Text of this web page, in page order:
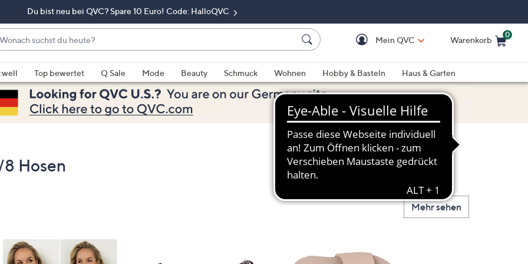
Du bist neu bei QVC? Spare 10 Euro! Code: HalloQVC
Mein QVC Warenkorb
0
Top bewertet Q Sale Mode Beauty Schmuck Wohnen Hobby & Basteln
Haus & Garten
Hosen
Mehr sehen